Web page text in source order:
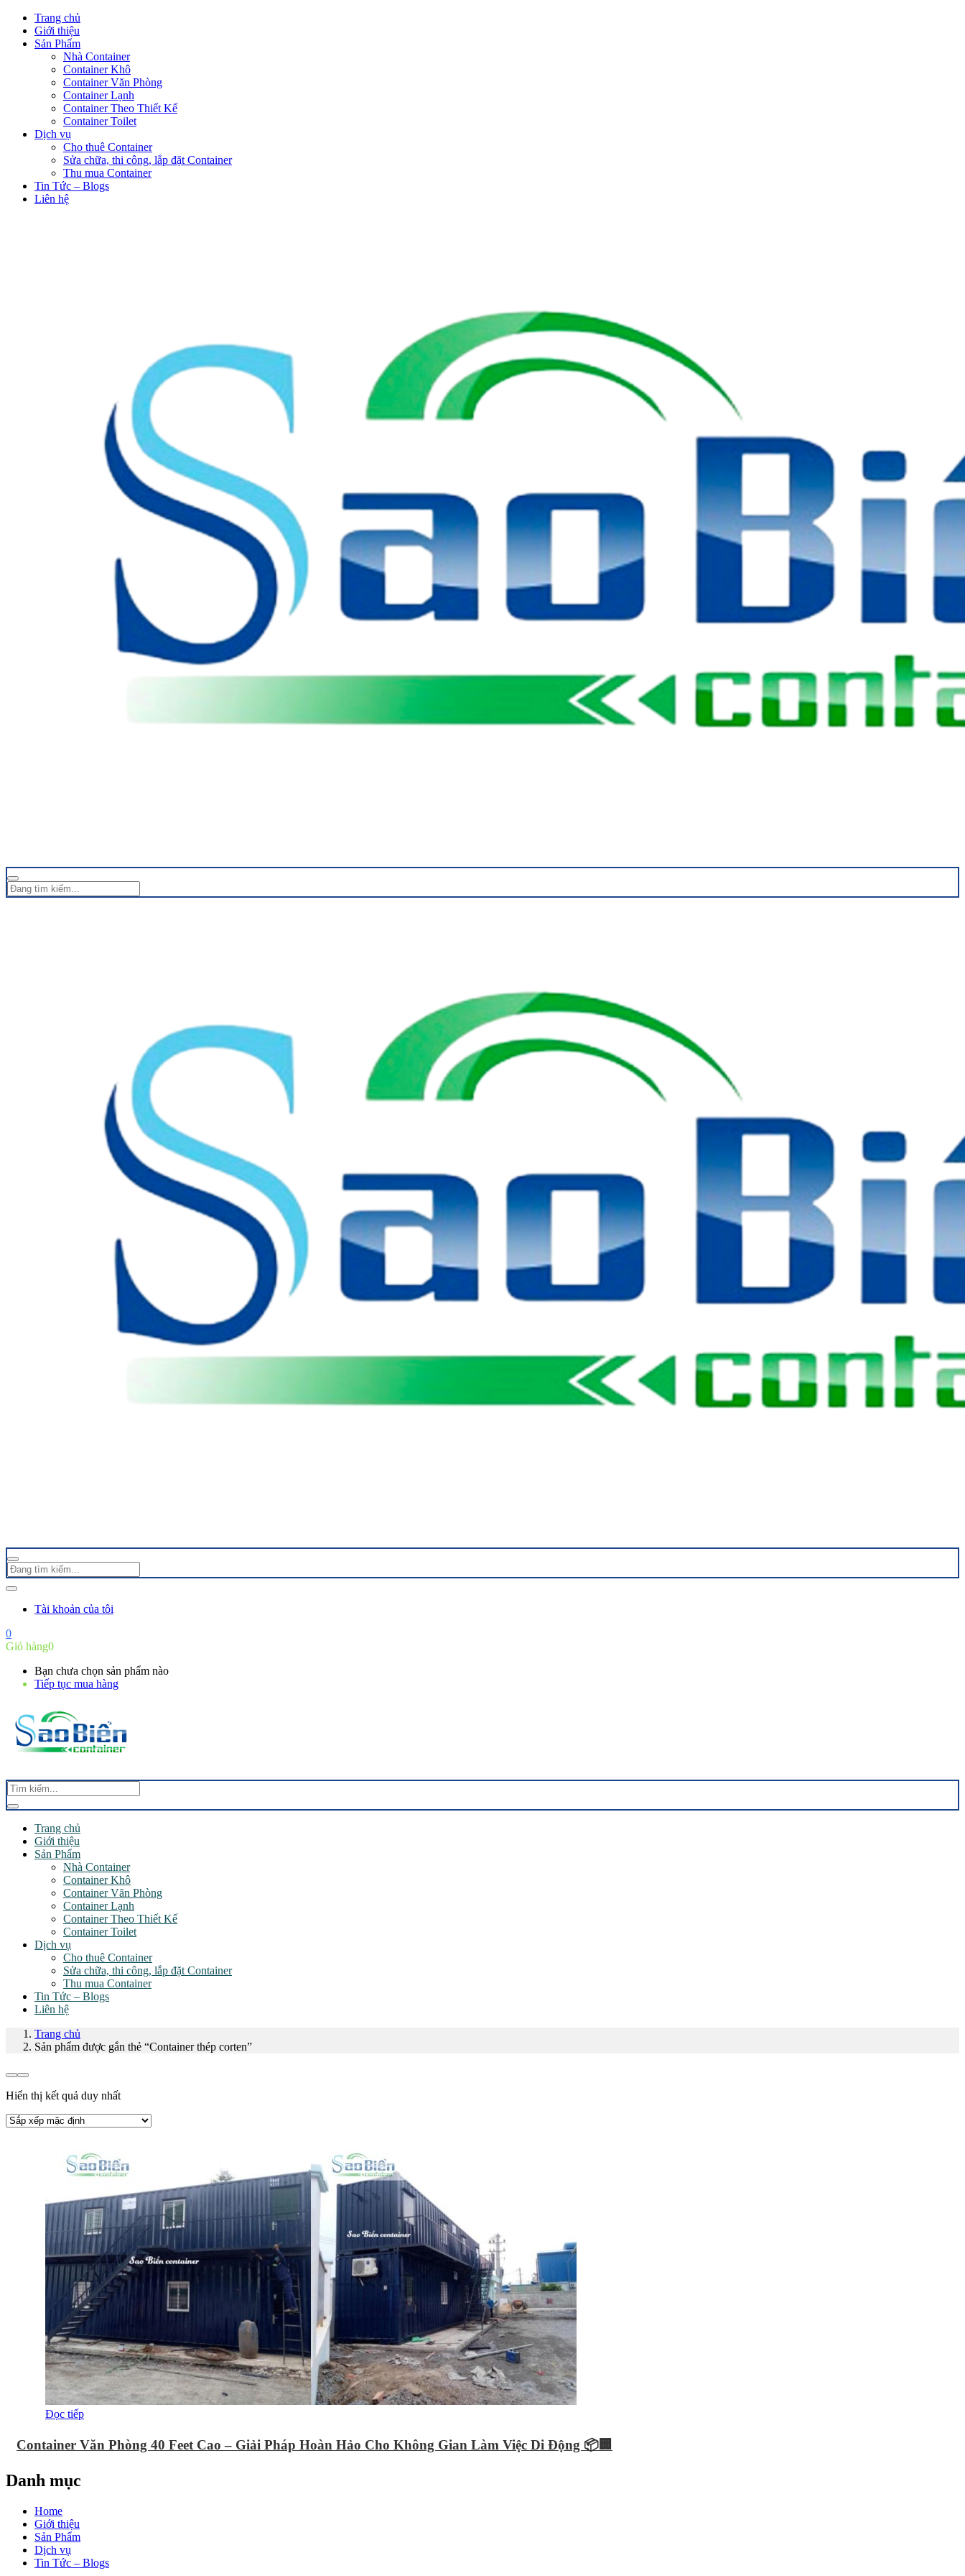
Trang chủ
Giới thiệu
Sản Phẩm
Nhà Container
Container Khô
Container Văn Phòng
Container Lạnh
Container Theo Thiết Kế
Container Toilet
Dịch vụ
Cho thuê Container
Sửa chữa, thi công, lắp đặt Container
Thu mua Container
Tin Tức – Blogs
Liên hệ
Tài khoản của tôi
0
Giỏ hàng0
Bạn chưa chọn sản phẩm nào
Tiếp tục mua hàng
Trang chủ
Giới thiệu
Sản Phẩm
Nhà Container
Container Khô
Container Văn Phòng
Container Lạnh
Container Theo Thiết Kế
Container Toilet
Dịch vụ
Cho thuê Container
Sửa chữa, thi công, lắp đặt Container
Thu mua Container
Tin Tức – Blogs
Liên hệ
Trang chủ
Sản phẩm được gắn thẻ “Container thép corten”
Hiển thị kết quả duy nhất
Đọc tiếp
Container Văn Phòng 40 Feet Cao – Giải Pháp Hoàn Hảo Cho Không Gian Làm Việc Di Động 📦🏢
Danh mục
Home
Giới thiệu
Sản Phẩm
Dịch vụ
Tin Tức – Blogs